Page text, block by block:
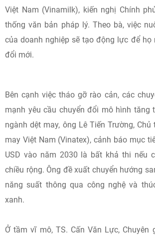
Việt Nam (Vinamilk), kiến nghị Chính
thống văn bản pháp lý. Theo bà, việc
của doanh nghiệp sẽ tạo động lực để họ
đổi mới.
Bên cạnh việc tháo gỡ rào cản, các
mạnh yêu cầu chuyển đổi mô hình tăng
ngành dệt may, ông Lê Tiến Trường,
may Việt Nam (Vinatex), cảnh báo mục
USD vào năm 2030 là bất khả thi nếu
chiều rộng. Ông đề xuất chuyển hướng
năng suất thông qua công nghệ và
xanh.
Ở tầm vĩ mô, TS. Cấn Văn Lực, Chuyên